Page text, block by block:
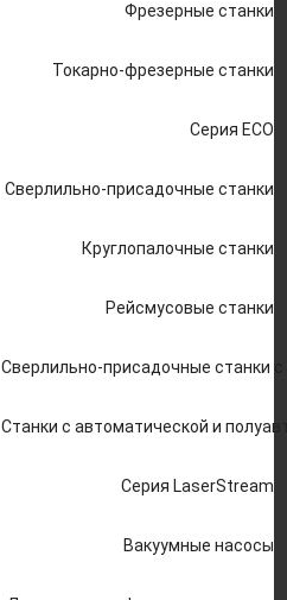
Фрезерные станки
Токарно-фрезерные станки
Серия ECO
Сверлильно-присадочные станки
Круглопалочные станки
Рейсмусовые станки
Сверлильно-присадочные станки с
Станки с автоматической и
Серия LaserStream
Вакуумные насосы